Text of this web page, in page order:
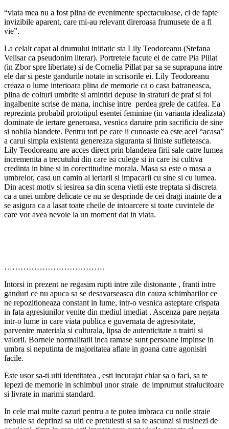
“viata mea nu a fost plina de evenimente spectaculoase, ci de fapte
invizibile aparent, care mi-au relevant direroasa frumusete de a fi
vie”.
La celalt capat al drumului initiatic sta Lily Teodoreanu (Stefana
Velisar ca pseudonim literar). Portretele facute ei de catre Pia Pillat
(in Zbor spre libertate) si de Cornelia Pillat par sa se suprapuna intre
ele dar si peste gandurile notate in scrisorile ei. Lily Teodoreanu
creaza o lume interioara plina de memorie ca o casa batraneasca,
plina de colturi umbrite si amintiri depuse in straturi de praf si foi
ingalbenite scrise de mana, inchise intre perdea grele de catifea. Ea
reprezinta probabil prototipul esentei feminine (in varianta idealizata)
dominate de iertare generoasa, vesnica daruire prin sacrificiu de sine
si nobila blandete. Pentru toti pe care ii cunoaste ea este acel “acasa”
a carui simpla existenta genereaza siguranta si liniste sufleteasca.
Lily Teodoreanu are acces direct prin blandetea firii sale catre lumea
incremenita a trecutului din care isi culege si in care isi cultiva
credinta in bine si in corectitudine morala. Masa sa este o masa a
umbrelor, casa un camin al iertarii si impacarii cu sine si cu lumea.
Din acest motiv si iesirea sa din scena vietii este treptata si discreta
ca a unei umbre delicate ce nu se desprinde de cei dragi inainte de a
se asigura ca a lasat toate cheile de intoarcere si toate cuvintele de
care vor avea nevoie la un moment dat in viata.
……………………………….
Intorsi in prezent ne regasim rupti intre zile distonante , franti intre
ganduri ce nu apuca sa se desavarseasca din cauza schimbarilor ce
ne repozitioneaza constant in lume, intr-o vesnica asteptare crispata
in fata agresiunilor venite din mediul imediat . Ascenza pare negata
intr-o lume in care viata publica e guvernata de agresivitate,
parvenire materiala si culturala, lipsa de autenticitate a trairii si
valorii. Bornele normalitatii inca ramase sunt persoane impinse in
umbra si neputinta de majoritatea aflate in goana catre agonisiri
facile.
Este usor sa-ti uiti identitatea , esti incurajat chiar sa o faci, sa te
lepezi de memorie in schimbul unor straie de imprumut stralucitoare
si livrate in marimi standard.
In cele mai multe cazuri pentru a te putea imbraca cu noile straie
trebuie sa deprinzi sa uiti ce pretuiesti si sa te ascunzi si rusinezi de